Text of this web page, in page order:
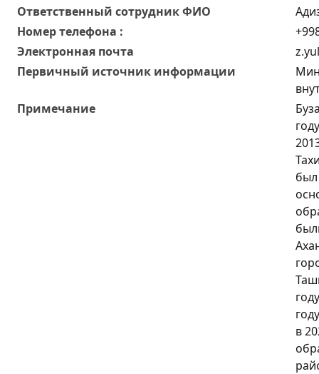
Oтветственный сотрудник ФИО
Номер телефона :
Электронная почта
Первичный источник информации
Примечание
был
в